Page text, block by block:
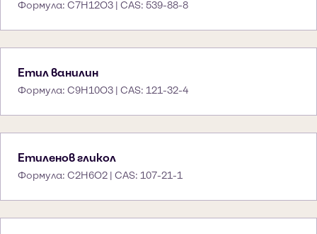
Формула: C7H12O3 | CAS: 539-88-8
Етил ванилин
Формула: C9H10O3 | CAS: 121-32-4
Етиленов гликол
Формула: C2H6O2 | CAS: 107-21-1